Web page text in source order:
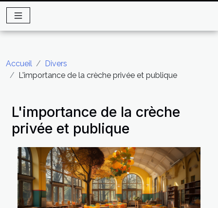
Accueil
Divers
L'importance de la crèche privée et publique
L'importance de la crèche
privée et publique